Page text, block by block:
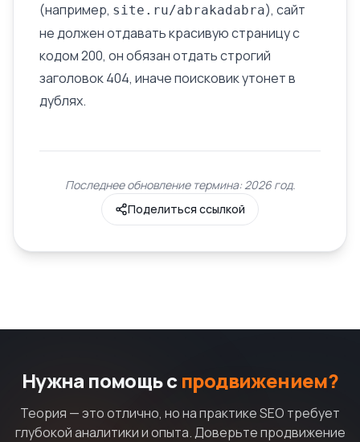
(например, site.ru/abrakadabra), сайт
не должен отдавать красивую страницу с
кодом 200, он обязан отдать строгий
заголовок 404, иначе поисковик утонет в
дублях.
Последнее обновление термина: 2026 год.
Поделиться ссылкой
Нужна помощь с продвижением?
Теория — это отлично, но на практике SEO требует
глубокой аналитики и опыта. Доверьте продвижение